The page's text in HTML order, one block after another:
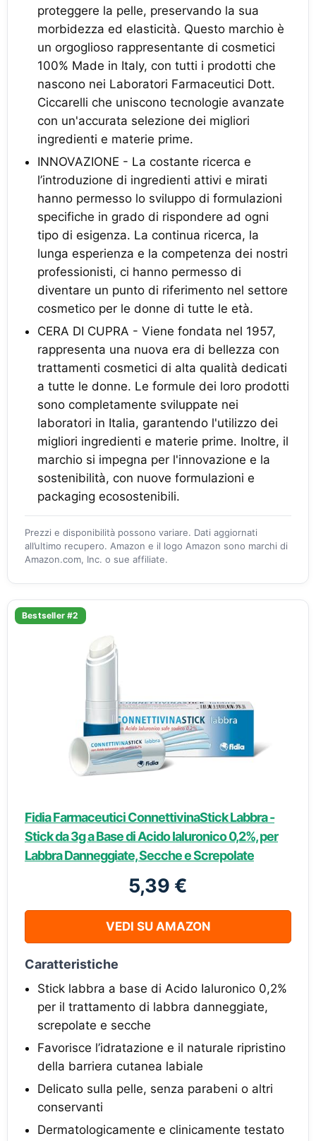
proteggere la pelle, preservando la sua
morbidezza ed elasticità. Questo marchio è
un orgoglioso rappresentante di cosmetici
100% Made in Italy, con tutti i prodotti che
nascono nei Laboratori Farmaceutici Dott.
Ciccarelli che uniscono tecnologie avanzate
con un'accurata selezione dei migliori
ingredienti e materie prime.
INNOVAZIONE - La costante ricerca e
l’introduzione di ingredienti attivi e mirati
hanno permesso lo sviluppo di formulazioni
specifiche in grado di rispondere ad ogni
tipo di esigenza. La continua ricerca, la
lunga esperienza e la competenza dei nostri
professionisti, ci hanno permesso di
diventare un punto di riferimento nel settore
cosmetico per le donne di tutte le età.
CERA DI CUPRA - Viene fondata nel 1957,
rappresenta una nuova era di bellezza con
trattamenti cosmetici di alta qualità dedicati
a tutte le donne. Le formule dei loro prodotti
sono completamente sviluppate nei
laboratori in Italia, garantendo l'utilizzo dei
migliori ingredienti e materie prime. Inoltre, il
marchio si impegna per l'innovazione e la
sostenibilità, con nuove formulazioni e
packaging ecosostenibili.
Prezzi e disponibilità possono variare. Dati aggiornati
all’ultimo recupero. Amazon e il logo Amazon sono marchi di
Amazon.com, Inc. o sue affiliate.
Bestseller #2
Fidia Farmaceutici ConnettivinaStick Labbra -
Stick da 3g a Base di Acido Ialuronico 0,2%, per
Labbra Danneggiate, Secche e Screpolate
5,39 €
VEDI SU AMAZON
Caratteristiche
Stick labbra a base di Acido Ialuronico 0,2%
per il trattamento di labbra danneggiate,
screpolate e secche
Favorisce l’idratazione e il naturale ripristino
della barriera cutanea labiale
Delicato sulla pelle, senza parabeni o altri
conservanti
Dermatologicamente e clinicamente testato